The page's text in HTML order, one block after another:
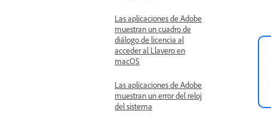
Las aplicaciones de Adobe
muestran un cuadro de
diálogo de licencia al
acceder al Llavero en
macOS
Las aplicaciones de Adobe
muestran un error del reloj
del sistema